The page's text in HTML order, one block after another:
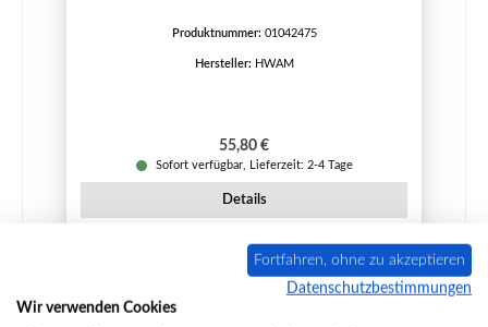
Produktnummer: 01042475
Hersteller: HWAM
Regulärer Preis:
55,80 €
Sofort verfügbar, Lieferzeit: 2-4 Tage
Details
Fortfahren, ohne zu akzeptieren
Datenschutzbestimmungen
Wir verwenden Cookies